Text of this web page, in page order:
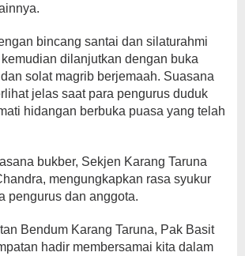
bincang santai dan silaturahmi
dilanjutkan dengan buka
solat magrib berjemaah. Suasana
jelas saat para pengurus duduk
hidangan berbuka puasa yang telah
bukber, Sekjen Karang Taruna
mengungkapkan rasa syukur
pengurus dan anggota.
Bendum Karang Taruna, Pak Basit
hadir membersamai kita dalam